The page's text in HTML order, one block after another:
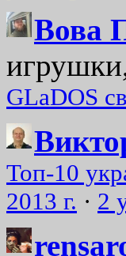
Вова
GLaDOS
Топ-10
2013 г. · 2